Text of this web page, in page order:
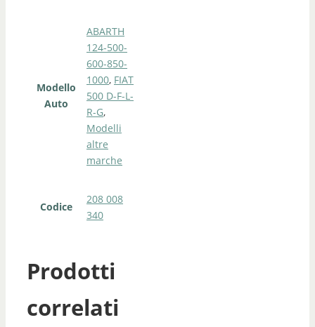
Modello
Auto
ABARTH
124-500-
600-850-
1000, FIAT
500 D-F-L-
R-G,
Modelli
altre
marche
Codice
208 008
340
Prodotti
correlati